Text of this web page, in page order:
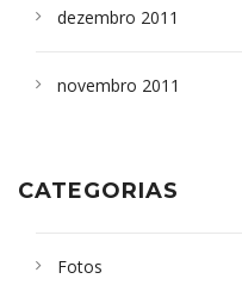
dezembro 2011
novembro 2011
CATEGORIAS
Fotos